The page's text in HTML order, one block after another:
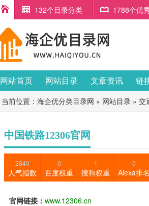
132个目录分类 1788个优
网站首页 网站目录 文章资讯 链
当前位置： 海企优分类目录网 » 网站目录 » 交
中国铁路12306官网
2840
人气指数
0
百度权重
1
搜狗权重
0
Alexa排名
官网链接： www.12306.cn